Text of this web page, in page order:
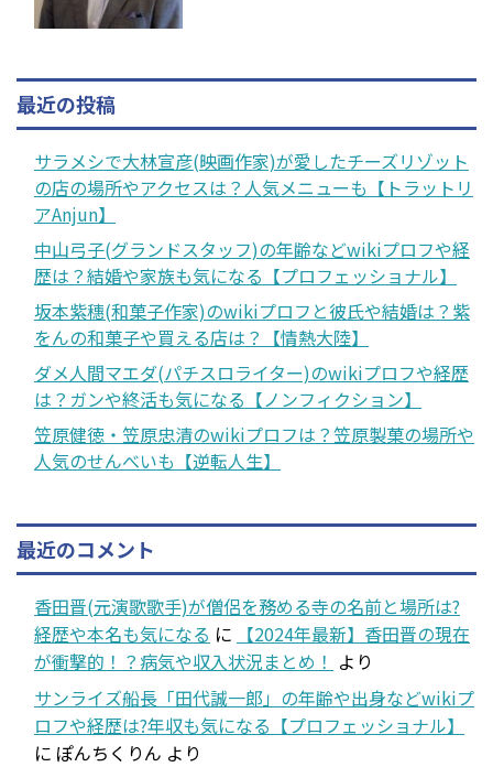
最近の投稿
サラメシで大林宣彦(映画作家)が愛したチーズリゾット
の店の場所やアクセスは？人気メニューも【トラットリ
アAnjun】
中山弓子(グランドスタッフ)の年齢などwikiプロフや経
歴は？結婚や家族も気になる【プロフェッショナル】
坂本紫穗(和菓子作家)のwikiプロフと彼氏や結婚は？紫
をんの和菓子や買える店は？【情熱大陸】
ダメ人間マエダ(パチスロライター)のwikiプロフや経歴
は？ガンや終活も気になる【ノンフィクション】
笠原健徳・笠原忠清のwikiプロフは？笠原製菓の場所や
人気のせんべいも【逆転人生】
最近のコメント
香田晋(元演歌歌手)が僧侶を務める寺の名前と場所は?
経歴や本名も気になる に
【2024年最新】香田晋の現在
が衝撃的！？病気や収入状況まとめ！ より
サンライズ船長「田代誠一郎」の年齢や出身などwikiプ
ロフや経歴は?年収も気になる【プロフェッショナル】
に ぽんちくりん より